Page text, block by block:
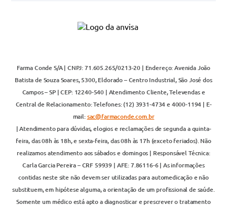
Farma Conde S/A | CNPJ: 71.605.265/0213-20 | Endereço: Avenida João
Batista de Souza Soares, 5300, Eldorado – Centro Industrial, São José dos
Campos – SP | CEP: 12240-540 | Atendimento Cliente, Televendas e
Central de Relacionamento: Telefones: (12) 3931-4734 e 4000-1194 | E-
mail:sac@farmaconde.com.br
| Atendimento para dúvidas, elogios e reclamações de segunda a quinta-
feira, das 08h às 18h, e sexta-feira, das 08h às 17h (exceto feriados). Não
realizamos atendimento aos sábados e domingos | Responsável Técnica:
Carla Garcia Pereira – CRF 59939 | AFE: 7.86116-6 | As informações
contidas neste site não devem ser utilizadas para automedicação e não
substituem, em hipótese alguma, a orientação de um profissional de saúde.
Somente um médico está apto a diagnosticar e prescrever o tratamento